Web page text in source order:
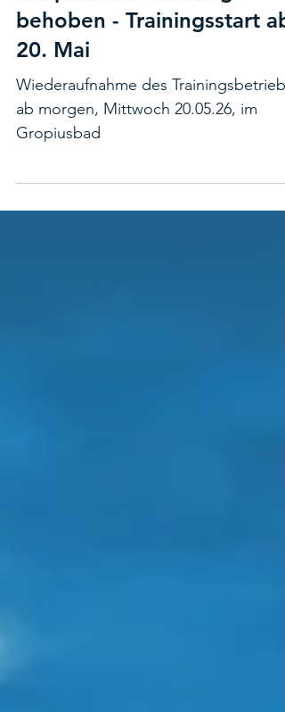
Gropiusbad - Störung
behoben - Trainingsstart ab
20. Mai
Wiederaufnahme des Trainingsbetriebs
ab morgen, Mittwoch 20.05.26, im